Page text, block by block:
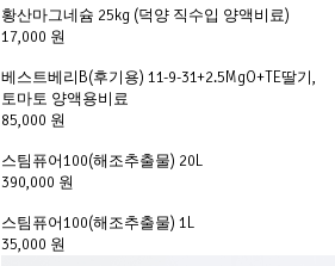
황산마그네슘 25kg (덕양 직수입 양액비료)
17,000 원
베스트베리B(후기용) 11-9-31+2.5MgO+TE딸기,
토마토 양액용비료
85,000 원
스팀퓨어100(해조추출물) 20L
390,000 원
스팀퓨어100(해조추출물) 1L
35,000 원